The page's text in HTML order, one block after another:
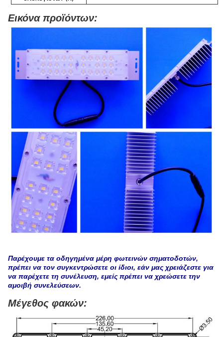
Εικόνα προϊόντων:
Παρέχουμε τα οδηγημένα μέρη φωτεινών σηματοδοτών,
πρέπει να τον συγκεντρώσετε οι ίδιοι, εάν μας χρειάζεστε για
να παρέχετε τη συνέλευση, εμείς πρέπει να χρεώσετε την
αμοιβή συνελεύσεων.
Μέγεθος φακών: